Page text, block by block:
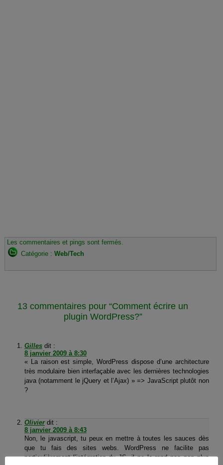
Les commentaires et pings sont fermés.
Catégorie : Web/Tech
13 commentaires pour “Comment écrire un
plugin WordPress?”
Gilles dit :
8 janvier 2009 à 8:30
« La raison est simple, WordPress dispose d’une architecture
très modulaire bien interfaçable avec les dernières technologies
java (notamment le jQuery et l’Ajax) » => JavaScript plutôt non
?
Olivier dit :
8 janvier 2009 à 8:43
Non, le javascript, tu peux en mettre à toutes les sauces dès
que tu fais des sites webs. WordPress ne facilite pas
particulièrement l’intégration du JS, il ne la rend pas non plus